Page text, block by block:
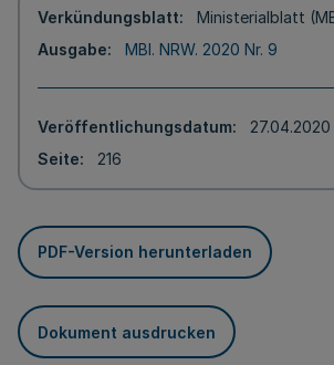
Verkündungsblatt
Ministerialblatt
Ausgabe
MBl. NRW. 2020 Nr. 9
Veröffentlichungsdatum
27.04.2020
Seite
216
PDF-Version herunterladen
Dokument ausdrucken